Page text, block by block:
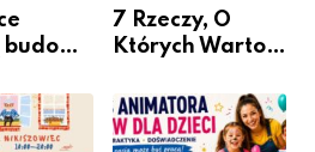
7 Rzeczy, O
Których Warto
Remontem
Mieszkania